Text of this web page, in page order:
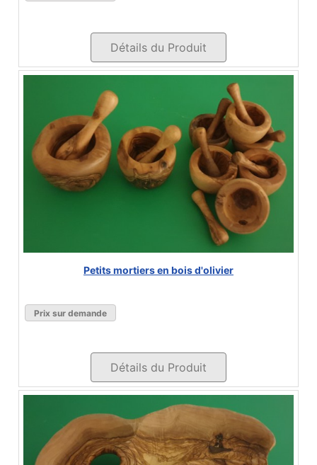
Détails du Produit
Petits mortiers en bois d'olivier
Prix sur demande
Détails du Produit